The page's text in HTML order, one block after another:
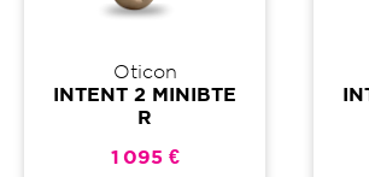
Oticon
INTENT 2 MINIBTE
R
1 095 €